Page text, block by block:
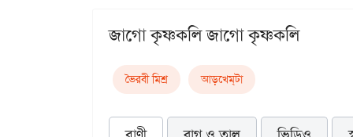
জাগো কৃষ্ণকলি জাগো কৃষ্ণকলি
ভৈরবী মিশ্র আড়খেম্‌টা